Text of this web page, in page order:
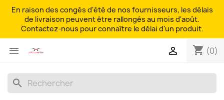
En raison des congés d'été de nos fournisseurs, les délais
de livraison peuvent être rallongés au mois d'août.
Contactez-nous pour connaître le délai d'un produit.
 shopping_cart (0)

search